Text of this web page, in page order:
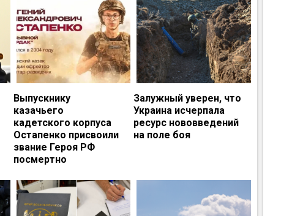
Выпускнику
казачьего
кадетского корпуса
Остапенко присвоили
звание Героя РФ
посмертно
Залужный уверен, что
Украина исчерпала
ресурс нововведений
на поле боя